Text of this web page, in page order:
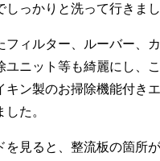
っかりと洗って行きまし
フィルター、ルーバー、
ユニット等も綺麗にし、
キン製のお掃除機能付き
た。
を見ると、整流板の箇所